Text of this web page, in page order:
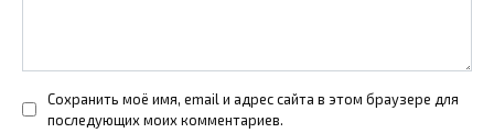
Сохранить моё имя, email и адрес сайта в этом браузере для
последующих моих комментариев.